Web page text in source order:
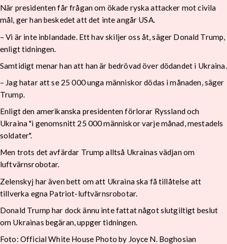
När presidenten får frågan om ökade ryska attacker mot civila
mål, ger han beskedet att det inte angår USA.
– Vi är inte inblandade. Ett hav skiljer oss åt, säger Donald Trump,
enligt tidningen.
Samtidigt menar han att han är bedrövad över dödandet i Ukraina.
– Jag hatar att se 25 000 unga människor dödas i månaden, säger
Trump.
Enligt den amerikanska presidenten förlorar Ryssland och
Ukraina "i genomsnitt 25 000 människor varje månad, mestadels
soldater".
Men trots det avfärdar Trump alltså Ukrainas vädjan om
luftvärnsrobotar.
Zelenskyj har även bett om att Ukraina ska få tillåtelse att
tillverka egna Patriot-luftvärnsrobotar.
Donald Trump har dock ännu inte fattat något slutgiltigt beslut
om Ukrainas begäran, uppger tidningen.
Foto: Official White House Photo by Joyce N. Boghosian